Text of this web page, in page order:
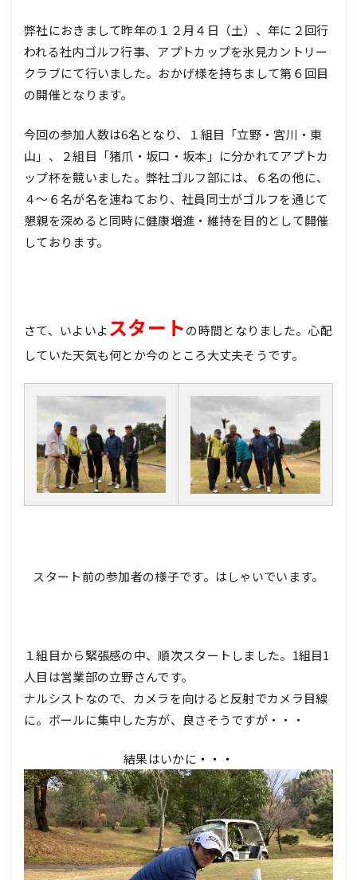
弊社におきまして昨年の１２月４日（土）、年に２回行
われる社内ゴルフ行事、アプトカップを氷見カントリー
クラブにて行いました。おかげ様を持ちまして第６回目
の開催となります。
今回の参加人数は6名となり、１組目「立野・宮川・東
山」、２組目「猪爪・坂口・坂本」に分かれてアプトカ
ップ杯を競いました。弊社ゴルフ部には、６名の他に、
４～６名が名を連ねており、社員同士がゴルフを通じて
懇親を深めると同時に健康増進・維持を目的として開催
しております。
さて、いよいよスタートの時間となりました。心配
していた天気も何とか今のところ大丈夫そうです。
スタート前の参加者の様子です。はしゃいでいます。
１組目から緊張感の中、順次スタートしました。1組目1
人目は営業部の立野さんです。
ナルシストなので、カメラを向けると反射でカメラ目線
に。ボールに集中した方が、良さそうですが・・・
結果はいかに ・・・